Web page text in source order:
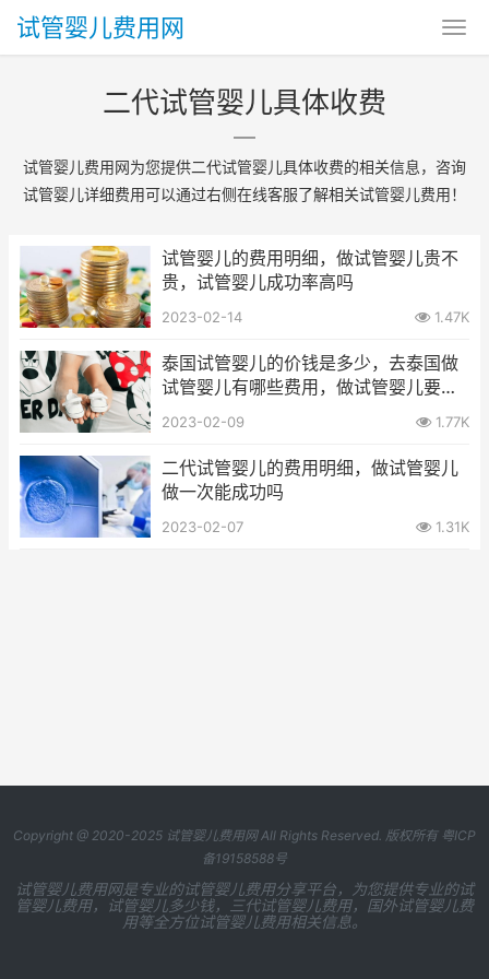
试管婴儿费用网
二代试管婴儿具体收费
试管婴儿费用网为您提供二代试管婴儿具体收费的相关信息，咨询
试管婴儿详细费用可以通过右侧在线客服了解相关试管婴儿费用！
试管婴儿的费用明细，做试管婴儿贵不
贵，试管婴儿成功率高吗
2023-02-14 1.47K
泰国试管婴儿的价钱是多少，去泰国做
试管婴儿有哪些费用，做试管婴儿要做
哪些检查
2023-02-09 1.77K
二代试管婴儿的费用明细，做试管婴儿
做一次能成功吗
2023-02-07 1.31K
Copyright @ 2020-2025 试管婴儿费用网All Rights Reserved. 版权所有 粤ICP
备19158588号
试管婴儿费用网是专业的试管婴儿费用分享平台，为您提供专业的试
管婴儿费用，试管婴儿多少钱，三代试管婴儿费用，国外试管婴儿费
用等全方位试管婴儿费用相关信息。